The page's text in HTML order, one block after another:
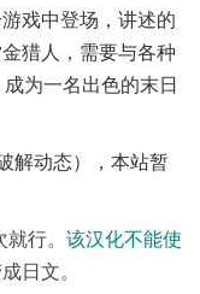
戏中登场，讲述的
猎人，需要与各种
为一名出色的末日
解动态），本站暂
行。 该汉化不能使
日文。